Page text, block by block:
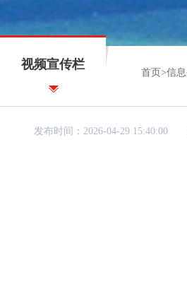
视频宣传栏
首页 >信
发布时间：2026-04-29 15:40:00